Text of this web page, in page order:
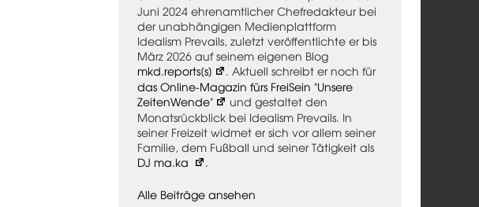
Juni 2024 ehrenamtlicher Chefredakteur bei
der unabhängigen Medienplattform
Idealism Prevails, zuletzt veröffentlichte er bis
März 2026 auf seinem eigenen Blog
mkd.reports[s]
. Aktuell schreibt er noch für
das Online-Magazin fürs FreiSein "Unsere
ZeitenWende"
und gestaltet den
Monatsrückblick bei Idealism Prevails. In
seiner Freizeit widmet er sich vor allem seiner
Familie, dem Fußball und seiner Tätigkeit als
DJ ma.ka
.
Alle Beiträge ansehen